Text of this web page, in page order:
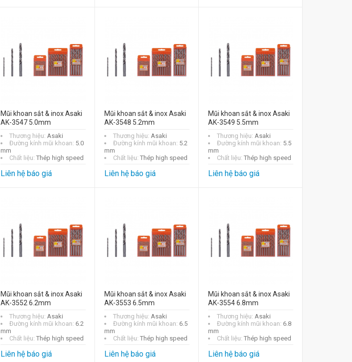
Mũi khoan sắt & inox Asaki
AK-3547 5.0mm
Thương hiệu: Asaki
Đường kính mũi khoan: 5.0
mm
Chất liệu: Thép high speed
Liên hệ báo giá
Mũi khoan sắt & inox Asaki
AK-3548 5.2mm
Thương hiệu: Asaki
Đường kính mũi khoan: 5.2
mm
Chất liệu: Thép high speed
Liên hệ báo giá
Mũi khoan sắt & inox Asaki
AK-3549 5.5mm
Thương hiệu: Asaki
Đường kính mũi khoan: 5.5
mm
Chất liệu: Thép high speed
Liên hệ báo giá
Mũi khoan sắt & inox Asaki
AK-3552 6.2mm
Thương hiệu: Asaki
Đường kính mũi khoan: 6.2
mm
Chất liệu: Thép high speed
Liên hệ báo giá
Mũi khoan sắt & inox Asaki
AK-3553 6.5mm
Thương hiệu: Asaki
Đường kính mũi khoan: 6.5
mm
Chất liệu: Thép high speed
Liên hệ báo giá
Mũi khoan sắt & inox Asaki
AK-3554 6.8mm
Thương hiệu: Asaki
Đường kính mũi khoan: 6.8
mm
Chất liệu: Thép high speed
Liên hệ báo giá